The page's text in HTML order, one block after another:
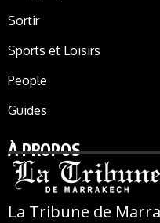
Sortir
Sports et Loisirs
People
Guides
À PROPOS
La Tribune de